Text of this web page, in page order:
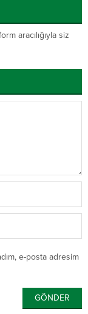
aracılığıyla siz
e-posta adresim